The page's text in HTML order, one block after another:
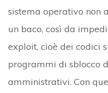
sistema operativo non
un baco, così da
exploit, cioè dei codici
programmi di sblocco
amministrativi. Con